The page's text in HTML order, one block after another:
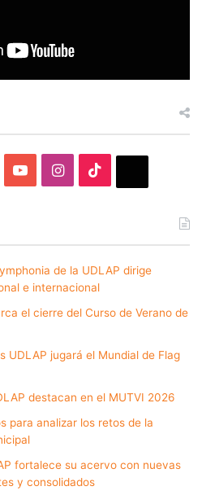
YouTubeInstagram
de la UDLAP dirige
e internacional
el cierre del Curso de Verano de
UDLAP jugará el Mundial de Flag
destacan en el MUTVI 2026
para analizar los retos de la
fortalece su acervo con nuevas
y consolidados